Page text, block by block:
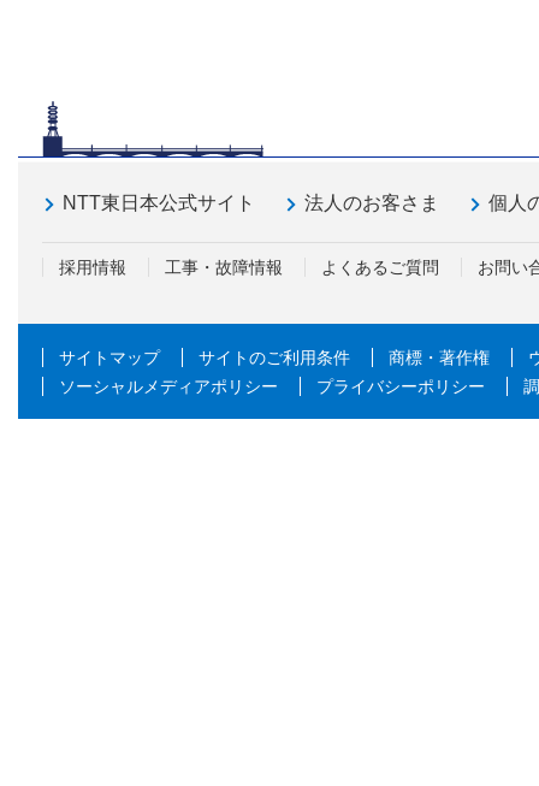
NTT東日本公式サイト 法人のお客さま 個人
採用情報 工事・故障情報 よくあるご質問 お問い
サイトマップ サイトのご利用条件 商標・著作権
ソーシャルメディアポリシー
プライバシーポリシー